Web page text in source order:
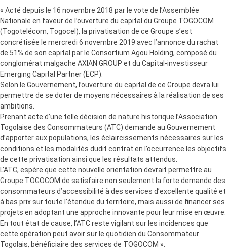
« Acté depuis le 16 novembre 2018 par le vote de l’Assemblée
Nationale en faveur de l’ouverture du capital du Groupe TOGOCOM
(Togotelécom, Togocel), la privatisation de ce Groupe s’est
concrétisée le mercredi 6 novembre 2019 avec l’annonce du rachat
de 51% de son capital par le Consortium Agou Holding, composé du
conglomérat malgache AXIAN GROUP et du Capital-investisseur
Emerging Capital Partner (ECP).
Selon le Gouvernement, l’ouverture du capital de ce Groupe devra lui
permettre de se doter de moyens nécessaires à la réalisation de ses
ambitions.
Prenant acte d’une telle décision de nature historique l’Association
Togolaise des Consommateurs (ATC) demande au Gouvernement
d’apporter aux populations, les éclaircissements nécessaires sur les
conditions et les modalités dudit contrat en l’occurrence les objectifs
de cette privatisation ainsi que les résultats attendus.
L’ATC, espère que cette nouvelle orientation devrait permettre au
Groupe TOGOCOM de satisfaire non seulement la forte demande des
consommateurs d’accessibilité à des services d’excellente qualité et
à bas prix sur toute l’étendue du territoire, mais aussi de financer ses
projets en adoptant une approche innovante pour leur mise en œuvre.
En tout état de cause, l’ATC reste vigilant sur les incidences que
cette opération peut avoir sur le quotidien du Consommateur
Togolais, bénéficiaire des services de TOGOCOM ».